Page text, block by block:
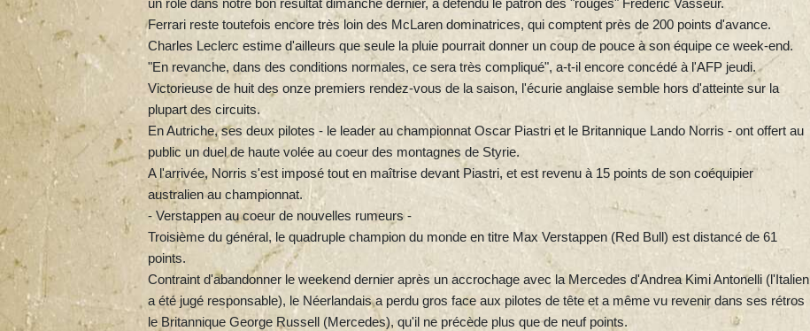
Ferrari reste toutefois encore très loin des McLaren dominatrices, qui comptent près de 200 points d'avance.
Charles Leclerc estime d'ailleurs que seule la pluie pourrait donner un coup de pouce à son équipe ce week-end.
"En revanche, dans des conditions normales, ce sera très compliqué", a-t-il encore concédé à l'AFP jeudi.
Victorieuse de huit des onze premiers rendez-vous de la saison, l'écurie anglaise semble hors d'atteinte sur la
plupart des circuits.
En Autriche, ses deux pilotes - le leader au championnat Oscar Piastri et le Britannique Lando Norris - ont offert au
public un duel de haute volée au coeur des montagnes de Styrie.
A l'arrivée, Norris s'est imposé tout en maîtrise devant Piastri, et est revenu à 15 points de son coéquipier
australien au championnat.
- Verstappen au coeur de nouvelles rumeurs -
Troisième du général, le quadruple champion du monde en titre Max Verstappen (Red Bull) est distancé de 61
points.
Contraint d'abandonner le weekend dernier après un accrochage avec la Mercedes d'Andrea Kimi Antonelli (l'Italien
a été jugé responsable), le Néerlandais a perdu gros face aux pilotes de tête et a même vu revenir dans ses rétros
le Britannique George Russell (Mercedes), qu'il ne précède plus que de neuf points.